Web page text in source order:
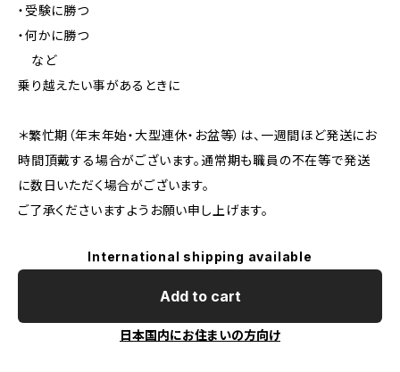
・受験に勝つ
・何かに勝つ
など
乗り越えたい事があるときに
＊繁忙期（年末年始・大型連休・お盆等）は、一週間ほど発送にお
時間頂戴する場合がございます。通常期も職員の不在等で発送
に数日いただく場合がございます。
ご了承くださいますようお願い申し上げます。
International shipping available
Add to cart
日本国内にお住まいの方向け